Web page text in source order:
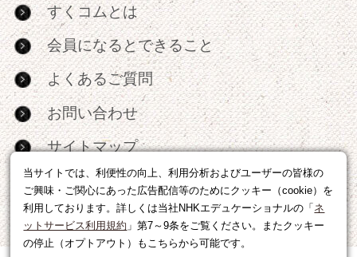
当サイトでは、利便性の向上、利用分析およびユーザーの皆様の
ご興味・ご関心にあった広告配信等のためにクッキー（cookie）を
利用しております。詳しくは当社NHKエデュケーショナルの「 ネ
ットサービス利用規約 」第7～9条をご覧ください。またクッキー
の停止（オプトアウト）もこちらから可能です。
すくコムとは
会員になるとできること
よくあるご質問
お問い合わせ
サイトマップ
RSS
広告出稿・パートナーシップについて